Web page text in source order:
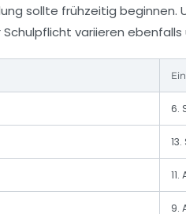
sollte frühzeitig
variieren
6.
9.